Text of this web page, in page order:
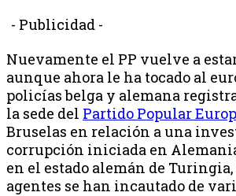
- Publicidad -
Nuevamente el PP vuelve a
aunque ahora le ha tocado al
policías belga y alemana
la sede del Partido Popular
Bruselas en relación a una
corrupción iniciada en
en el estado alemán de
agentes se han incautado de